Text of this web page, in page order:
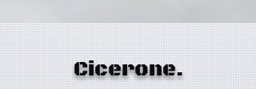
Cicerone.